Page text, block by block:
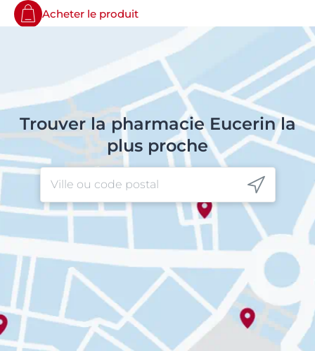
Acheter le produit
Trouver la pharmacie Eucerin la
plus proche